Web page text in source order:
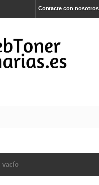
Contacte con nosotros
vacío